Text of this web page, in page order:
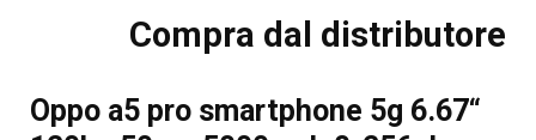
Compra dal distributore
Oppo a5 pro smartphone 5g 6.67“